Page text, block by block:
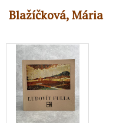
Blažíčková, Mária